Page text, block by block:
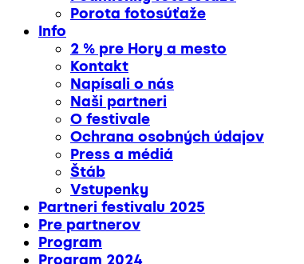
Porota fotosúťaže
Info
2 % pre Hory a mesto
Kontakt
Napísali o nás
Naši partneri
O festivale
Ochrana osobných údajov
Press a médiá
Štáb
Vstupenky
Partneri festivalu 2025
Pre partnerov
Program
Program 2024